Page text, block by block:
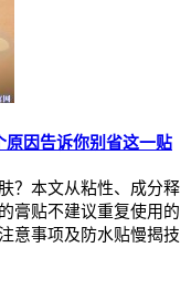
原因告诉你别省这一贴
？本文从粘性、成分释
膏贴不建议重复使用的
意事项及防水贴慢揭技